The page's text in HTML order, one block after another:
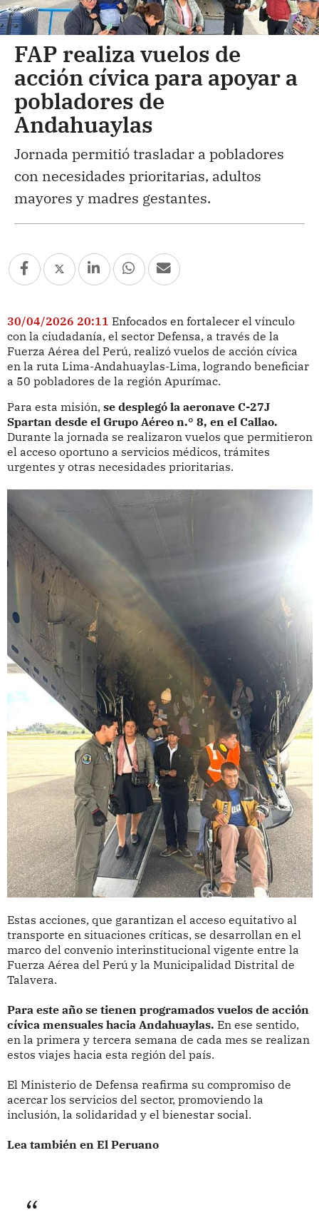
FAP realiza vuelos de
acción cívica para apoyar a
pobladores de
Andahuaylas
Jornada permitió trasladar a pobladores
con necesidades prioritarias, adultos
mayores y madres gestantes.
30/04/2026 20:11 Enfocados en fortalecer el vínculo
con la ciudadanía, el sector Defensa, a través de la
Fuerza Aérea del Perú, realizó vuelos de acción cívica
en la ruta Lima-Andahuaylas-Lima, logrando beneficiar
a 50 pobladores de la región Apurímac.
Para esta misión, se desplegó la aeronave C-27J
Spartan desde el Grupo Aéreo n.° 8, en el Callao.
Durante la jornada se realizaron vuelos que permitieron
el acceso oportuno a servicios médicos, trámites
urgentes y otras necesidades prioritarias.
Estas acciones, que garantizan el acceso equitativo al
transporte en situaciones críticas, se desarrollan en el
marco del convenio interinstitucional vigente entre la
Fuerza Aérea del Perú y la Municipalidad Distrital de
Talavera.
Para este año se tienen programados vuelos de acción
cívica mensuales hacia Andahuaylas. En ese sentido,
en la primera y tercera semana de cada mes se realizan
estos viajes hacia esta región del país.
El Ministerio de Defensa reafirma su compromiso de
acercar los servicios del sector, promoviendo la
inclusión, la solidaridad y el bienestar social.
Lea también en El Peruano